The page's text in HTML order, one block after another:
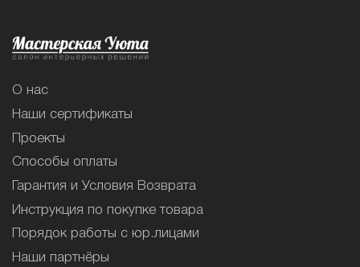
О нас
Наши сертификаты
Проекты
Способы оплаты
Гарантия и Условия Возврата
Инструкция по покупке товара
Порядок работы с юр.лицами
Наши партнёры